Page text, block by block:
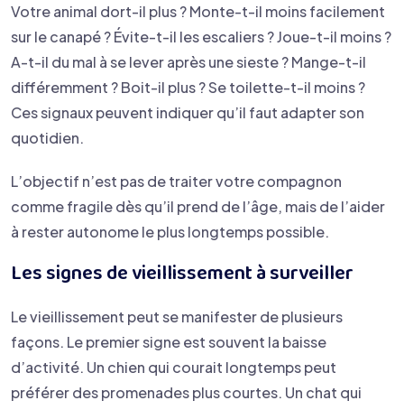
Votre animal dort-il plus ? Monte-t-il moins facilement
sur le canapé ? Évite-t-il les escaliers ? Joue-t-il moins ?
A-t-il du mal à se lever après une sieste ? Mange-t-il
différemment ? Boit-il plus ? Se toilette-t-il moins ?
Ces signaux peuvent indiquer qu’il faut adapter son
quotidien.
L’objectif n’est pas de traiter votre compagnon
comme fragile dès qu’il prend de l’âge, mais de l’aider
à rester autonome le plus longtemps possible.
Les signes de vieillissement à surveiller
Le vieillissement peut se manifester de plusieurs
façons. Le premier signe est souvent la baisse
d’activité. Un chien qui courait longtemps peut
préférer des promenades plus courtes. Un chat qui